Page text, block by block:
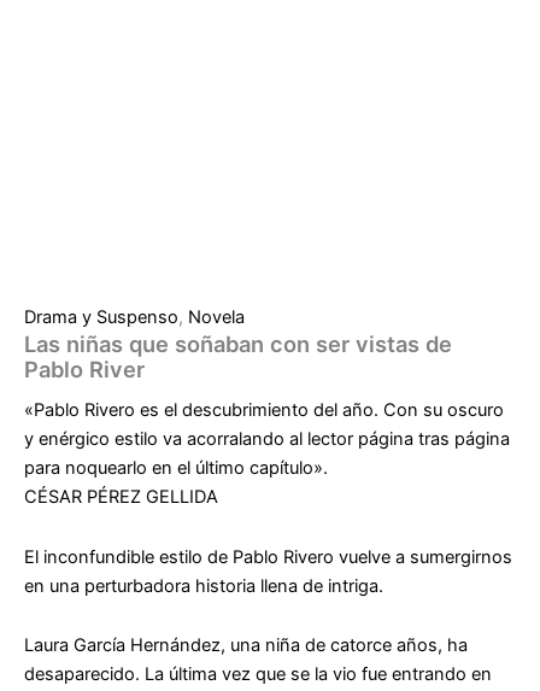
Drama y Suspenso, Novela
Las niñas que soñaban con ser vistas de
Pablo River
«Pablo Rivero es el descubrimiento del año. Con su oscuro
y enérgico estilo va acorralando al lector página tras página
para noquearlo en el último capítulo».
CÉSAR PÉREZ GELLIDA
El inconfundible estilo de Pablo Rivero vuelve a sumergirnos
en una perturbadora historia llena de intriga.
Laura García Hernández, una niña de catorce años, ha
desaparecido. La última vez que se la vio fue entrando en